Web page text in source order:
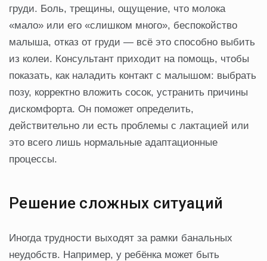
груди. Боль, трещины, ощущение, что молока
«мало» или его «слишком много», беспокойство
малыша, отказ от груди — всё это способно выбить
из колеи. Консультант приходит на помощь, чтобы
показать, как наладить контакт с малышом: выбрать
позу, корректно вложить сосок, устранить причины
дискомфорта. Он поможет определить,
действительно ли есть проблемы с лактацией или
это всего лишь нормальные адаптационные
процессы.
Решение сложных ситуаций
Иногда трудности выходят за рамки банальных
неудобств. Например, у ребёнка может быть